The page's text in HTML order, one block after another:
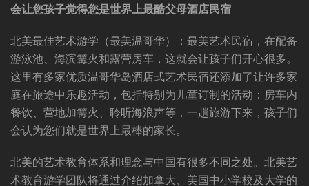
会让您孩子觉得您是世界上最酷父母酒店民宿
北美最佳艺术游学（最美温哥华）：最美艺术民宿，在配备
游泳池、海滨篝火和露营房车，这就会让孩子们开心很多。
这里有多家优质温哥华岛酒店式艺术民宿还添加了让许多家
庭在旅途中乐趣活动，包括特别为儿童订制的活动：房车内
餐饮、营地加篝火、聆听海浪声等，一趟旅游下来，孩子们
会认为您们就是世界上最棒的家长。
北美的艺术教育体系和理念与中国有很多不同之处。北美艺
术教育游学团队将通过介绍加拿大、美国中小学校及大学的